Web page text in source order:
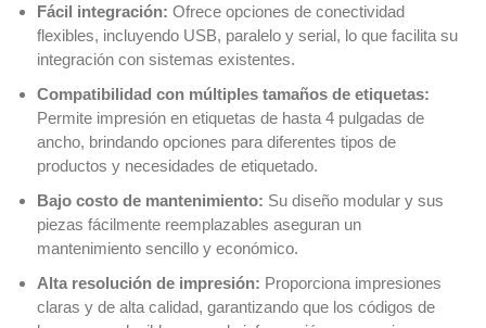
Fácil integración: Ofrece opciones de conectividad
flexibles, incluyendo USB, paralelo y serial, lo que facilita su
integración con sistemas existentes.
Compatibilidad con múltiples tamaños de etiquetas:
Permite impresión en etiquetas de hasta 4 pulgadas de
ancho, brindando opciones para diferentes tipos de
productos y necesidades de etiquetado.
Bajo costo de mantenimiento: Su diseño modular y sus
piezas fácilmente reemplazables aseguran un
mantenimiento sencillo y económico.
Alta resolución de impresión: Proporciona impresiones
claras y de alta calidad, garantizando que los códigos de